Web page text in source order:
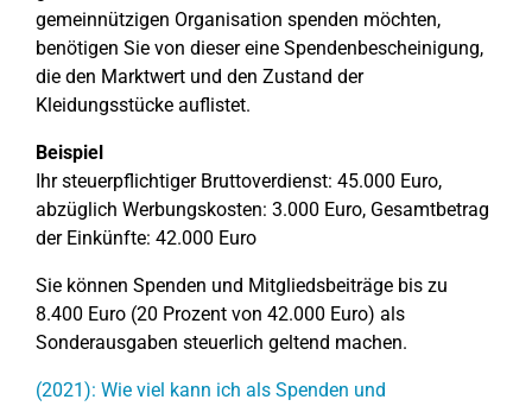
gemeinnützigen Organisation spenden möchten,
benötigen Sie von dieser eine Spendenbescheinigung,
die den Marktwert und den Zustand der
Kleidungsstücke auflistet.
Beispiel
Ihr steuerpflichtiger Bruttoverdienst: 45.000 Euro,
abzüglich Werbungskosten: 3.000 Euro, Gesamtbetrag
der Einkünfte: 42.000 Euro
Sie können Spenden und Mitgliedsbeiträge bis zu
8.400 Euro (20 Prozent von 42.000 Euro) als
Sonderausgaben steuerlich geltend machen.
(2021): Wie viel kann ich als Spenden und